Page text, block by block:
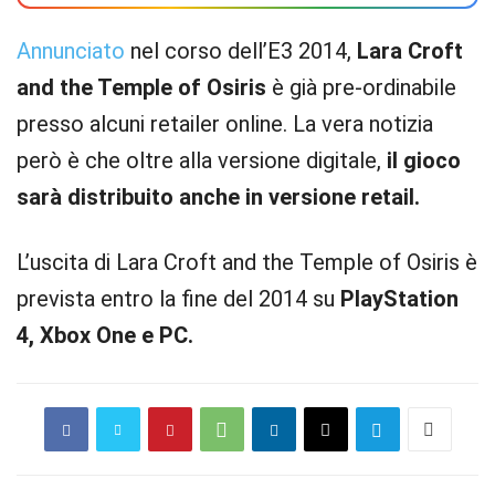
Annunciato nel corso dell’E3 2014, Lara Croft
and the Temple of Osiris è già pre-ordinabile
presso alcuni retailer online. La vera notizia
però è che oltre alla versione digitale, il gioco
sarà distribuito anche in versione retail.
L’uscita di Lara Croft and the Temple of Osiris è
prevista entro la fine del 2014 su PlayStation
4, Xbox One e PC.